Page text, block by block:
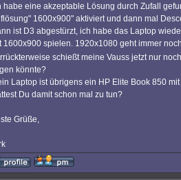
habe eine akzeptable Lösung durch Zufall
1600x900" aktiviert und dann mal
ist D3 abgestürzt, ich habe das Laptop
1600x900 spielen. 1920x1080 geht immer
schießt meine Vauss jetzt nur
könnte?
Laptop ist übrigens ein HP Elite Book 850
Du damit schon mal zu tun?
Grüße,